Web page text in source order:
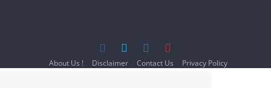
About Us ! Disclaimer Contact Us
Privacy Policy